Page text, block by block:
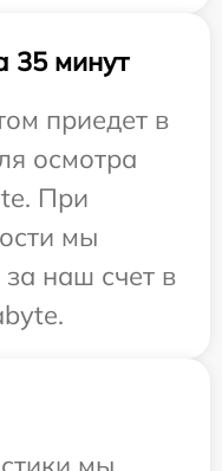
35 минут
приедет в
осмотра
При
мы
наш счет в